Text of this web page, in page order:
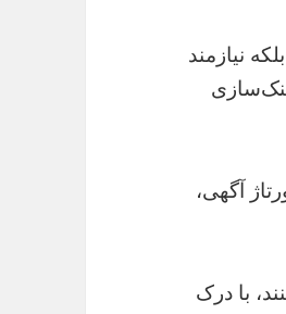
نیازمند
آگهی،
با درک